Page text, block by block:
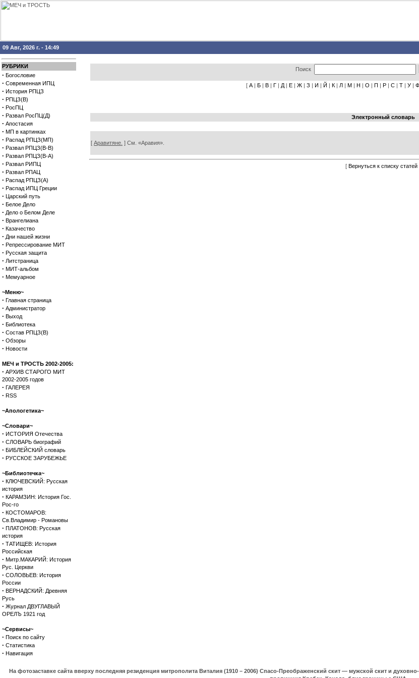
09 Авг, 2026 г. - 14:49
РУБРИКИ
· Богословие
· Современная ИПЦ
· История РПЦЗ
· РПЦЗ(В)
· РосПЦ
· Развал РосПЦ(Д)
· Апостасия
· МП в картинках
· Распад РПЦЗ(МП)
· Развал РПЦЗ(В-В)
· Развал РПЦЗ(В-А)
· Развал РИПЦ
· Развал РПАЦ
· Распад РПЦЗ(А)
· Распад ИПЦ Греции
· Царский путь
· Белое Дело
· Дело о Белом Деле
· Врангелиана
· Казачество
· Дни нашей жизни
· Репрессирование МИТ
· Русская защита
· Литстраница
· МИТ-альбом
· Мемуарное
~Меню~
· Главная страница
· Администратор
· Выход
· Библиотека
· Состав РПЦЗ(В)
· Обзоры
· Новости
МЕЧ и ТРОСТЬ 2002-2005:
· АРХИВ СТАРОГО МИТ
2002-2005 годов
· ГАЛЕРЕЯ
· RSS
~Апологетика~
~Словари~
· ИСТОРИЯ Отечества
· СЛОВАРЬ биографий
· БИБЛЕЙСКИЙ словарь
· РУССКОЕ ЗАРУБЕЖЬЕ
~Библиотечка~
· КЛЮЧЕВСКИЙ: Русская
история
· КАРАМЗИН: История Гос.
Рос-го
· КОСТОМАРОВ:
Св.Владимир - Романовы
· ПЛАТОНОВ: Русская
история
· ТАТИЩЕВ: История
Российская
· Митр.МАКАРИЙ: История
Рус. Церкви
· СОЛОВЬЕВ: История
России
· ВЕРНАДСКИЙ: Древняя
Русь
· Журнал ДВУГЛАВЫЙ
ОРЕЛЪ 1921 год
~Сервисы~
· Поиск по сайту
· Статистика
· Навигация
Поиск
[ А| Б| В| Г| Д| Е| Ж| З | И | Й | К| Л| М| Н | О | П | Р| С| Т| У| Ф
Электронный словарь
[ Аравитяне. ] См. «Аравия».
[ Вернуться к списку статей
На фотозаставке сайта вверху последняя резиденция митрополита Виталия (1910 – 2006) Спасо-Преображенский скит — мужской скит и